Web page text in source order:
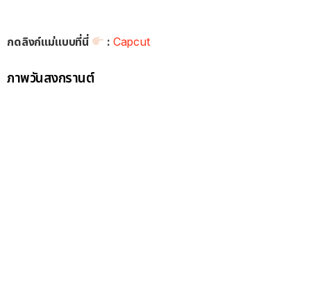
กดลิงก์แม่แบบที่นี่ : Capcut
ภาพวันสงกรานต์